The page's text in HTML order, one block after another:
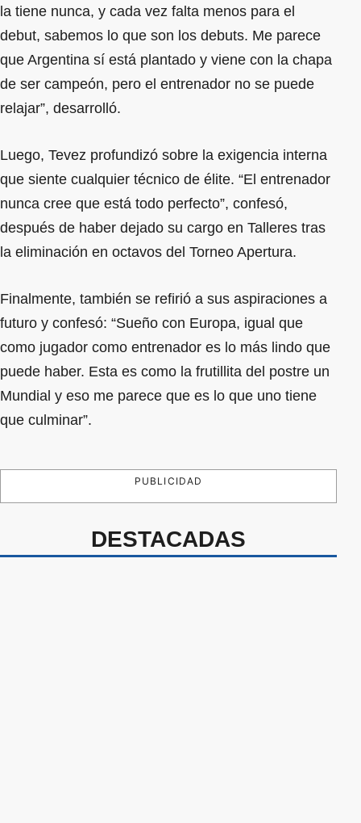
la tiene nunca, y cada vez falta menos para el
debut, sabemos lo que son los debuts. Me parece
que Argentina sí está plantado y viene con la chapa
de ser campeón, pero el entrenador no se puede
relajar”, desarrolló.
Luego, Tevez profundizó sobre la exigencia interna
que siente cualquier técnico de élite. “El entrenador
nunca cree que está todo perfecto”, confesó,
después de haber dejado su cargo en Talleres tras
la eliminación en octavos del Torneo Apertura.
Finalmente, también se refirió a sus aspiraciones a
futuro y confesó: “Sueño con Europa, igual que
como jugador como entrenador es lo más lindo que
puede haber. Esta es como la frutillita del postre un
Mundial y eso me parece que es lo que uno tiene
que culminar”.
PUBLICIDAD
DESTACADAS